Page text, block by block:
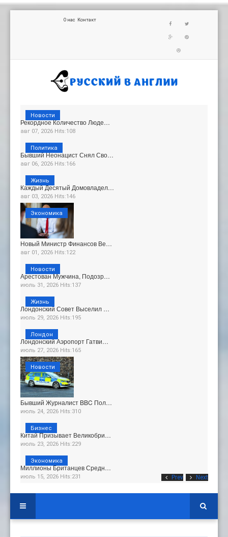
О нас Контакт
Prev Next
Рекордное Количество Люде…
авг 07, 2026 Hits:108
Новости
Бывший Неонацист Снял Сво…
авг 06, 2026 Hits:166
Политика
Каждый Десятый Домовладел…
авг 03, 2026 Hits:146
Жизнь
Новый Министр Финансов Ве…
авг 01, 2026 Hits:122
Экономика
Арестован Мужчина, Подозр…
июль 31, 2026 Hits:137
Новости
Лондонский Совет Выселил …
июль 29, 2026 Hits:195
Жизнь
Лондонский Аэропорт Гатви…
июль 27, 2026 Hits:165
Лондон
Бывший Журналист BBC Пол…
июль 24, 2026 Hits:310
Новости
Китай Призывает Великобри…
июль 23, 2026 Hits:229
Бизнес
Миллионы Британцев Средн…
июль 15, 2026 Hits:231
Экономика